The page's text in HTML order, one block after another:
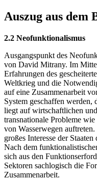
Auszug aus dem
2.2 Neofunktionalismus
Ausgangspunkt des
von David Mitrany. Im
Erfahrungen des
Weltkrieg und die
auf eine Zusammenarbeit
System geschaffen werden,
liegt auf wirtschaftlichen
transnationale Probleme
von Wasserwegen
großes Interesse der
Nach dem
sich aus den
Sektoren sachlogisch die
Zusammenarbeit.